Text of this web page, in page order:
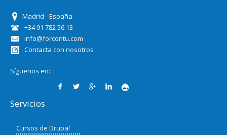
Madrid - España
+34 91 782 56 13
info@forcontu.com
Contacta con nosotros
Síguenos en:
Servicios
Cursos de Drupal